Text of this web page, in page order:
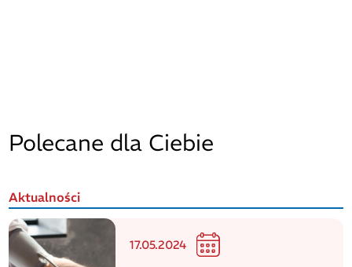
Polecane dla Ciebie
Aktualności
17.05.2024